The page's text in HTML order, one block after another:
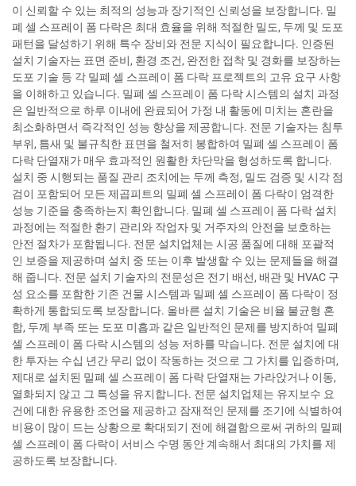
이 신뢰할 수 있는 최적의 성능과 장기적인 신뢰성을 보장합니다. 밀
폐 셀 스프레이 폼 다락은 최대 효율을 위해 적절한 밀도, 두께 및 도포
패턴을 달성하기 위해 특수 장비와 전문 지식이 필요합니다. 인증된
설치 기술자는 표면 준비, 환경 조건, 완전한 접착 및 경화를 보장하는
도포 기술 등 각 밀폐 셀 스프레이 폼 다락 프로젝트의 고유 요구 사항
을 이해하고 있습니다. 밀폐 셀 스프레이 폼 다락 시스템의 설치 과정
은 일반적으로 하루 이내에 완료되어 가정 내 활동에 미치는 혼란을
최소화하면서 즉각적인 성능 향상을 제공합니다. 전문 기술자는 침투
부위, 틈새 및 불규칙한 표면을 철저히 봉합하여 밀폐 셀 스프레이 폼
다락 단열재가 매우 효과적인 원활한 차단막을 형성하도록 합니다.
설치 중 시행되는 품질 관리 조치에는 두께 측정, 밀도 검증 및 시각 점
검이 포함되어 모든 제곱피트의 밀폐 셀 스프레이 폼 다락이 엄격한
성능 기준을 충족하는지 확인합니다. 밀폐 셀 스프레이 폼 다락 설치
과정에는 적절한 환기 관리와 작업자 및 거주자의 안전을 보호하는
안전 절차가 포함됩니다. 전문 설치업체는 시공 품질에 대해 포괄적
인 보증을 제공하며 설치 중 또는 이후 발생할 수 있는 문제들을 해결
해 줍니다. 전문 설치 기술자의 전문성은 전기 배선, 배관 및 HVAC 구
성 요소를 포함한 기존 건물 시스템과 밀폐 셀 스프레이 폼 다락이 정
확하게 통합되도록 보장합니다. 올바른 설치 기술은 비율 불균형 혼
합, 두께 부족 또는 도포 미흡과 같은 일반적인 문제를 방지하여 밀폐
셀 스프레이 폼 다락 시스템의 성능 저하를 막습니다. 전문 설치에 대
한 투자는 수십 년간 무리 없이 작동하는 것으로 그 가치를 입증하며,
제대로 설치된 밀폐 셀 스프레이 폼 다락 단열재는 가라앉거나 이동,
열화되지 않고 그 특성을 유지합니다. 전문 설치업체는 유지보수 요
건에 대한 유용한 조언을 제공하고 잠재적인 문제를 조기에 식별하여
비용이 많이 드는 상황으로 확대되기 전에 해결함으로써 귀하의 밀폐
셀 스프레이 폼 다락이 서비스 수명 동안 계속해서 최대의 가치를 제
공하도록 보장합니다.